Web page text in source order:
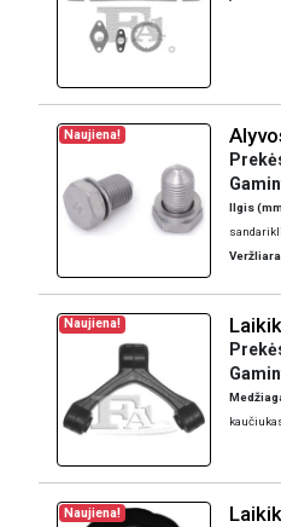
Naujiena!
Ilgis
Naujiena!
Naujiena!